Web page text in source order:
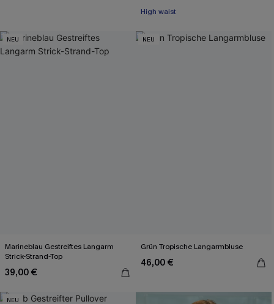
High waist
NEU
Marineblau Gestreiftes Langarm
Strick-Strand-Top
39,00 €
NEU
Grün Tropische Langarmbluse
46,00 €
NEU